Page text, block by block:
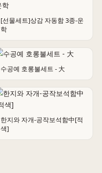
[선물세트]상감 자동함 3종-운
학
수공예 호롱불세트 - 大
한지와 자개-공작보석함中[적
색]